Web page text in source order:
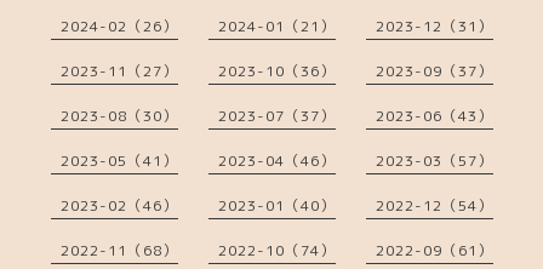
2024-02（26） 2024-01（21） 2023-12（31）
2023-11（27） 2023-10（36） 2023-09（37）
2023-08（30） 2023-07（37） 2023-06（43）
2023-05（41） 2023-04（46） 2023-03（57）
2023-02（46） 2023-01（40） 2022-12（54）
2022-11（68） 2022-10（74） 2022-09（61）